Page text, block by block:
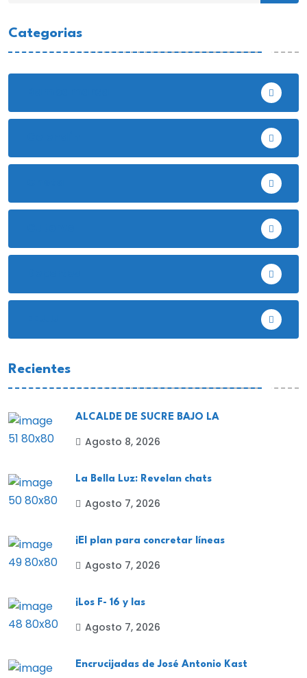
Categorias
Recientes
ALCALDE DE SUCRE BAJO LA
Agosto 8, 2026
La Bella Luz: Revelan chats
Agosto 7, 2026
¡El plan para concretar líneas
Agosto 7, 2026
¡Los F- 16 y las
Agosto 7, 2026
Encrucijadas de José Antonio Kast